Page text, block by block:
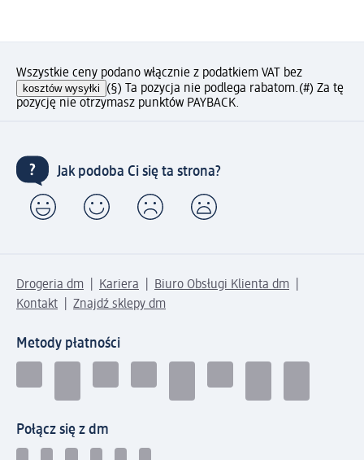
Wszystkie ceny podano włącznie z podatkiem VAT bez
kosztów wysyłki (§) Ta pozycja nie podlega rabatom.(#) Za tę
pozycję nie otrzymasz punktów PAYBACK.
Jak podoba Ci się ta strona?
Drogeria dm Kariera
Biuro Obsługi Klienta dm
Kontakt
Znajdź sklepy dm
Metody płatności
Połącz się z dm